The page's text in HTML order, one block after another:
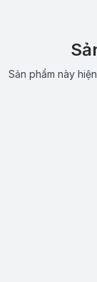
Sản phẩm này